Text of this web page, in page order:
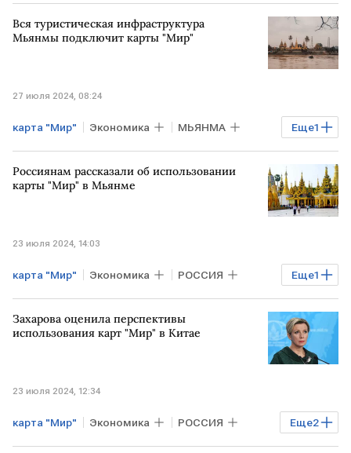
отдых за границей
Вся туристическая инфраструктура
Мьянмы подключит карты "Мир"
27 июля 2024, 08:24
Еще1
карта "Мир" Экономика МЬЯНМА
туротрасль
Россиянам рассказали об использовании
карты "Мир" в Мьянме
23 июля 2024, 14:03
Еще1
карта "Мир" Экономика РОССИЯ
МЬЯНМА
Захарова оценила перспективы
использования карт "Мир" в Китае
23 июля 2024, 12:34
Еще2
карта "Мир" Экономика РОССИЯ
КИТАЙ Мария Захарова